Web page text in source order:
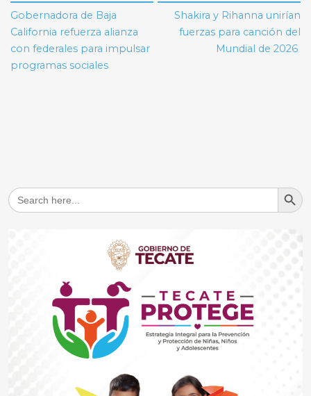
de
entradas
Gobernadora de Baja
California refuerza alianza
con federales para impulsar
programas sociales
Shakira y Rihanna unirían
fuerzas para canción del
Mundial de 2026
Search
for:
Search